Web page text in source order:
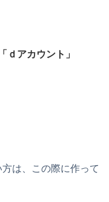
ｄアカウント」
は、この際に作って